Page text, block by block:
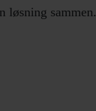
løsning sammen.